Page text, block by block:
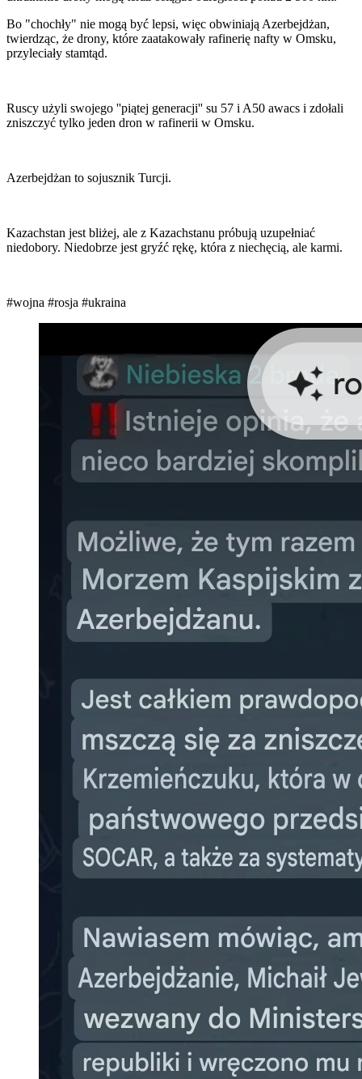
Bo "chochły" nie mogą być lepsi, więc obwiniają Azerbejdżan,
twierdząc, że drony, które zaatakowały rafinerię nafty w Omsku,
przyleciały stamtąd.
Ruscy użyli swojego ''piątej generacji'' su 57 i A50 awacs i zdołali
zniszczyć tylko jeden dron w rafinerii w Omsku.
Azerbejdżan to sojusznik Turcji.
Kazachstan jest bliżej, ale z Kazachstanu próbują uzupełniać
niedobory. Niedobrze jest gryźć rękę, która z niechęcią, ale karmi.
#wojna #rosja #ukraina